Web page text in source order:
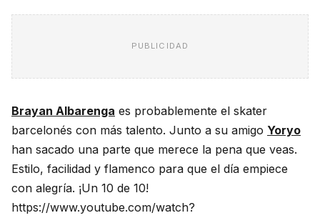
PUBLICIDAD
Brayan Albarenga es probablemente el skater
barcelonés con más talento. Junto a su amigo Yoryo
han sacado una parte que merece la pena que veas.
Estilo, facilidad y flamenco para que el día empiece
con alegría. ¡Un 10 de 10!
https://www.youtube.com/watch?